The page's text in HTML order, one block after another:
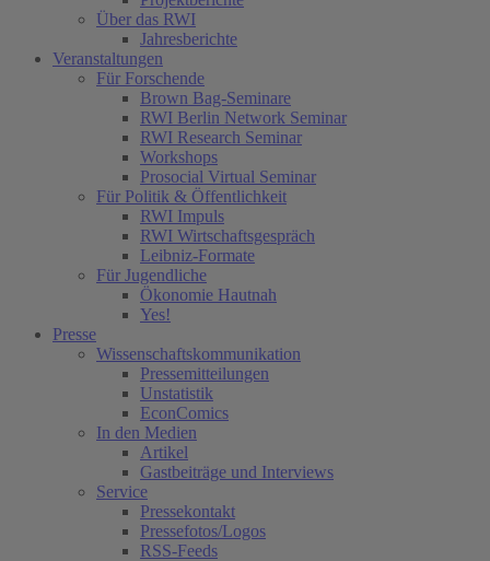
Über das RWI
Jahresberichte
Veranstaltungen
Für Forschende
Brown Bag-Seminare
RWI Berlin Network Seminar
RWI Research Seminar
Workshops
Prosocial Virtual Seminar
Für Politik & Öffentlichkeit
RWI Impuls
RWI Wirtschaftsgespräch
Leibniz-Formate
Für Jugendliche
Ökonomie Hautnah
Yes!
Presse
Wissenschaftskommunikation
Pressemitteilungen
Unstatistik
EconComics
In den Medien
Artikel
Gastbeiträge und Interviews
Service
Pressekontakt
Pressefotos/Logos
RSS-Feeds